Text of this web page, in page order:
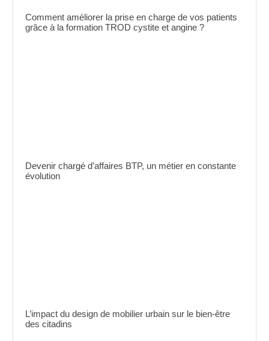
Comment améliorer la prise en charge de vos patients
grâce à la formation TROD cystite et angine ?
Devenir chargé d’affaires BTP, un métier en constante
évolution
L’impact du design de mobilier urbain sur le bien-être
des citadins